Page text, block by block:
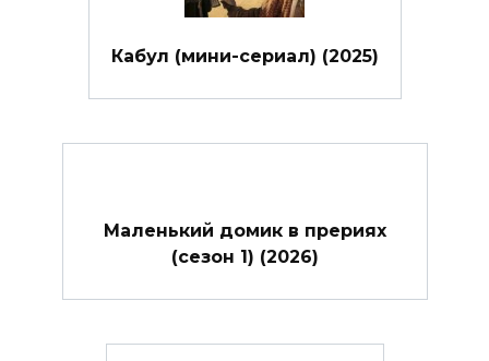
Кабул (мини-сериал) (2025)
Маленький домик в прериях
(сезон 1) (2026)